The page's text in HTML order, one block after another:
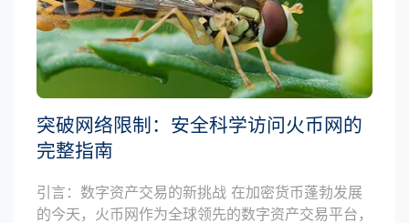
突破网络限制：安全科学访问火币网的
完整指南
引言：数字资产交易的新挑战 在加密货币蓬勃发展
的今天，火币网作为全球领先的数字资产交易平台，